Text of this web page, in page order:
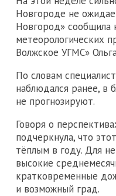
Новгороде не
Новгород» сообщила
метеорологических
Волжское УГМС»
По словам
наблюдался ранее, в
не прогнозируют.
Говоря о
подчеркнула, что
тёплым в году. Для
высокие
кратковременные
и возможный град.